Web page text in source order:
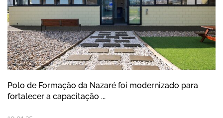
Polo de Formação da Nazaré foi modernizado para
fortalecer a capacitação ...